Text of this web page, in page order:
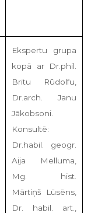
Ekspertu grupa
kopā ar Dr.phil.
Britu Rūdolfu,
Dr.arch. Janu
Jākobsoni.
Konsultē:
Dr.habil. geogr.
Aija Melluma,
Mg. hist.
Mārtiņš Lūsēns,
Dr. habil. art.,